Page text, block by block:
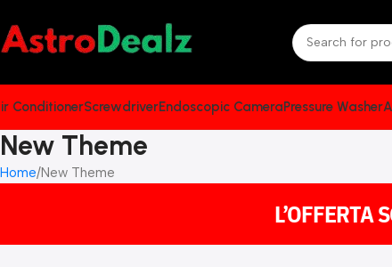
ConditionerScrewdriverEndoscopic CameraPressure Washer
New Theme
Home New Theme
L’OFFERTA